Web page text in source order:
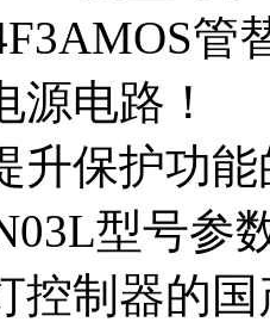
管
源电路！
升保护功
型号参
控制器的